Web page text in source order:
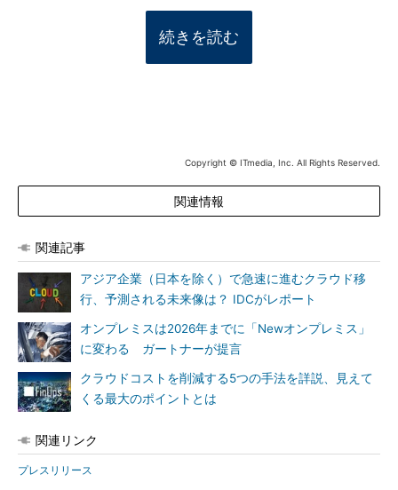
続きを読む
Copyright © ITmedia, Inc. All Rights Reserved.
関連情報
関連記事
アジア企業（日本を除く）で急速に進むクラウド移
行、予測される未来像は？ IDCがレポート
オンプレミスは2026年までに「Newオンプレミス」
に変わる ガートナーが提言
クラウドコストを削減する5つの手法を詳説、見えて
くる最大のポイントとは
関連リンク
プレスリリース